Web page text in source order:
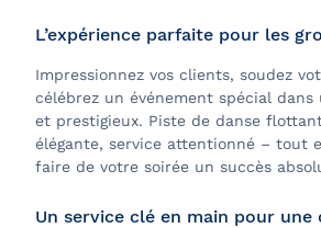
L’expérience parfaite pour les
Impressionnez vos clients, soudez
célébrez un événement spécial
et prestigieux. Piste de danse
élégante, service attentionné – tout
faire de votre soirée un succès
Un service clé en main pour une